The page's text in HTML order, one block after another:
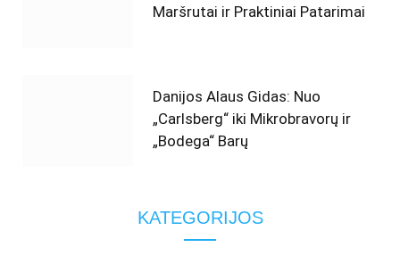
Maršrutai ir Praktiniai Patarimai
Danijos Alaus Gidas: Nuo
„Carlsberg“ iki Mikrobravorų ir
„Bodega“ Barų
KATEGORIJOS